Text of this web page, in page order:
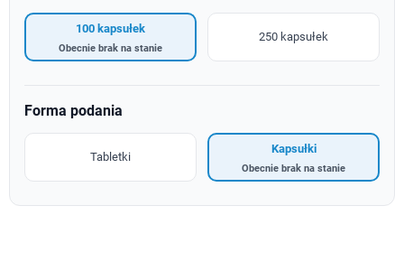
100 kapsułek
Obecnie brak na stanie
250 kapsułek
Forma podania
Tabletki
Kapsułki
Obecnie brak na stanie